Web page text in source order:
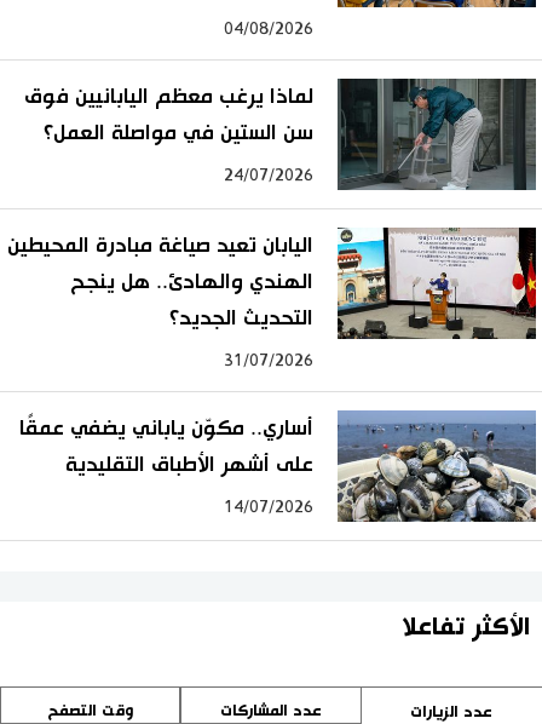
04/08/2026
لماذا يرغب معظم اليابانيين فوق
سن الستين في مواصلة العمل؟
24/07/2026
اليابان تعيد صياغة مبادرة المحيطين
الهندي والهادئ.. هل ينجح
التحديث الجديد؟
31/07/2026
أساري.. مكوّن ياباني يضفي عمقًا
على أشهر الأطباق التقليدية
14/07/2026
الأكثر تفاعلا
عدد الزيارات عدد المشاركات وقت التصفح